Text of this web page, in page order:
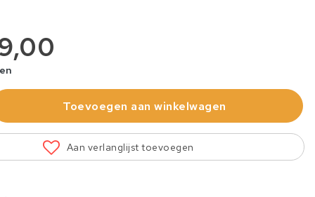
Toevoegen aan winkelwagen
Aan verlanglijst toevoegen